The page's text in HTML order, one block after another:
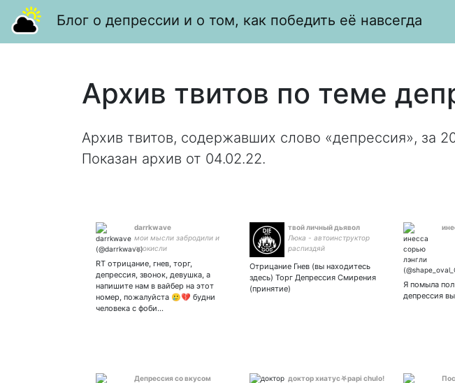
Блог о депрессии и о том, как победить её навсегда
Архив твитов по теме
Архив твитов, содержавших слово «депрессия», за
Показан архив от 04.02.22.
darrkwave
мои мысли забродили и
прокисли
RT отрицание, гнев, торг,
депрессия, звонок, девушка, а
напишите нам в вайбер на этот
номер, пожалуйста 🥲💔 будни
человека с фоби…
твой личный дьявол
Люка - автоинструктор
распиздяй
Отрицание Гнев (вы находитесь
здесь) Торг Депрессия Смирения
(принятие)
Я помыла
депрессия
Депрессия со вкусом
доктор хиатус⛧papi chulo!